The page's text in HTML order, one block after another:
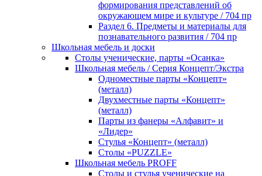
формирования представлений об
окружающем мире и культуре / 704 пр
Раздел 6. Предметы и материалы для
познавательного развития / 704 пр
Школьная мебель и доски
Столы ученические, парты «Осанка»
Школьная мебель / Серия Концепт/Экстра
Одноместные парты «Концепт»
(металл)
Двухместные парты «Концепт»
(металл)
Парты из фанеры «Алфавит» и
«Лидер»
Стулья «Концепт» (металл)
Столы «PUZZLE»
Школьная мебель PROFF
Столы и стулья ученические на